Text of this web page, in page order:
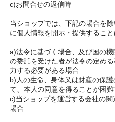
c)お問合せの返信時
当ショップでは、下記の場合を
に個人情報を開示・提供すること
a)法令に基づく場合、及び国の
の委託を受けた者が法令の定め
力する必要がある場合
b)人の生命、身体又は財産の保
て、本人の同意を得ることが困
c)当ショップを運営する会社の
場合